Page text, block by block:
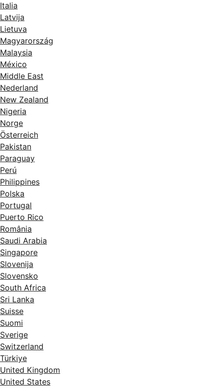
Italia
Latvija
Lietuva
Magyarország
Malaysia
México
Middle East
Nederland
New Zealand
Nigeria
Norge
Österreich
Pakistan
Paraguay
Perú
Philippines
Polska
Portugal
Puerto Rico
România
Saudi Arabia
Singapore
Slovenija
Slovensko
South Africa
Sri Lanka
Suisse
Suomi
Sverige
Switzerland
Türkiye
United Kingdom
United States